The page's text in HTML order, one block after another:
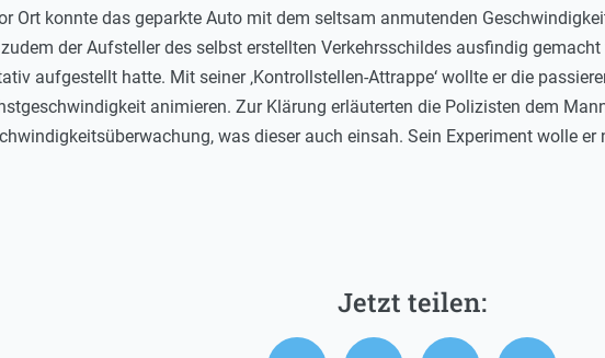
Ort konnte das geparkte Auto mit dem seltsam anmutenden
der Aufsteller des selbst erstellten Verkehrsschildes ausfindig
aufgestellt hatte. Mit seiner ‚Kontrollstellen-Attrappe‘ wollte er die
animieren. Zur Klärung erläuterten die Polizisten dem
was dieser auch einsah. Sein Experiment wolle